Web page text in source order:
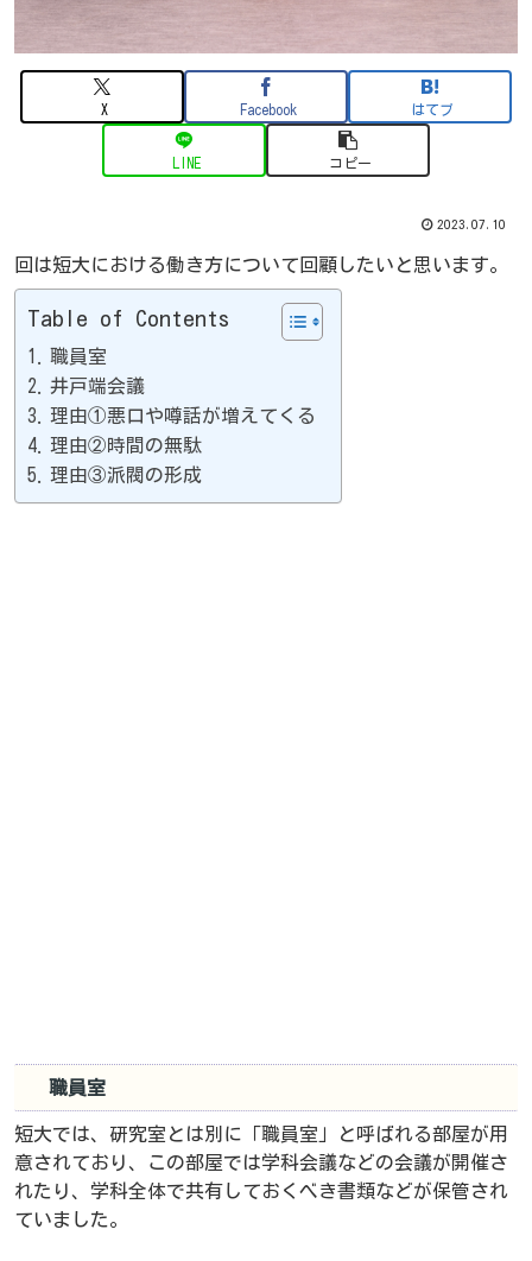
X Facebook はてブ
LINE コピー
2023.07.10
回は短大における働き方について回顧したいと思います。
Table of Contents
職員室
井戸端会議
理由①悪口や噂話が増えてくる
理由②時間の無駄
理由③派閥の形成
職員室
短大では、研究室とは別に「職員室」と呼ばれる部屋が用
意されており、この部屋では学科会議などの会議が開催さ
れたり、学科全体で共有しておくべき書類などが保管され
ていました。